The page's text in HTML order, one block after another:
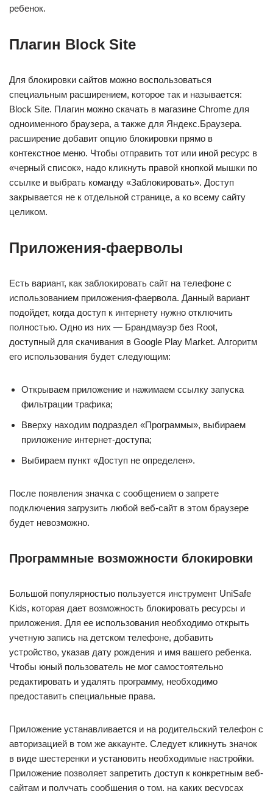
ребенок.
Плагин Block Site
Для блокировки сайтов можно воспользоваться
специальным расширением, которое так и называется:
Block Site. Плагин можно скачать в магазине Chrome для
одноименного браузера, а также для Яндекс.Браузера.
расширение добавит опцию блокировки прямо в
контекстное меню. Чтобы отправить тот или иной ресурс в
«черный список», надо кликнуть правой кнопкой мышки по
ссылке и выбрать команду «Заблокировать». Доступ
закрывается не к отдельной странице, а ко всему сайту
целиком.
Приложения-фаерволы
Есть вариант, как заблокировать сайт на телефоне с
использованием приложения-фаервола. Данный вариант
подойдет, когда доступ к интернету нужно отключить
полностью. Одно из них — Брандмауэр без Root,
доступный для скачивания в Google Play Market. Алгоритм
его использования будет следующим:
Открываем приложение и нажимаем ссылку запуска
фильтрации трафика;
Вверху находим подраздел «Программы», выбираем
приложение интернет-доступа;
Выбираем пункт «Доступ не определен».
После появления значка с сообщением о запрете
подключения загрузить любой веб-сайт в этом браузере
будет невозможно.
Программные возможности блокировки
Большой популярностью пользуется инструмент UniSafe
Kids, которая дает возможность блокировать ресурсы и
приложения. Для ее использования необходимо открыть
учетную запись на детском телефоне, добавить
устройство, указав дату рождения и имя вашего ребенка.
Чтобы юный пользователь не мог самостоятельно
редактировать и удалять программу, необходимо
предоставить специальные права.
Приложение устанавливается и на родительский телефон с
авторизацией в том же аккаунте. Следует кликнуть значок
в виде шестеренки и установить необходимые настройки.
Приложение позволяет запретить доступ к конкретным веб-
сайтам и получать сообщения о том, на каких ресурсах